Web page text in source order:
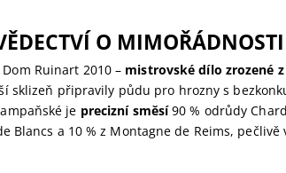
O MIMOŘÁDNOSTI
Ruinart 2010 – mistrovské dílo zrozené
sklizeň připravily půdu pro hrozny s
je precizní směsí90 % odrůdy
Blancs a 10 % z Montagne de Reims,